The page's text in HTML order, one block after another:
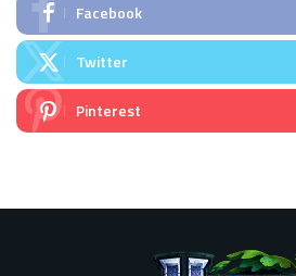
Facebook
Twitter
Pinterest